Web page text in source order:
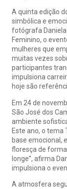
A quinta edição
simbólica e
fotógrafa Daniela
Feminino, o
mulheres que
muitas vezes
participantes
impulsiona
hoje são
Em 24 de
São José dos
ambiente
Este ano, o tema
base emocional,
floresça de
longe”, afirma
impulsiona o
A atmosfera